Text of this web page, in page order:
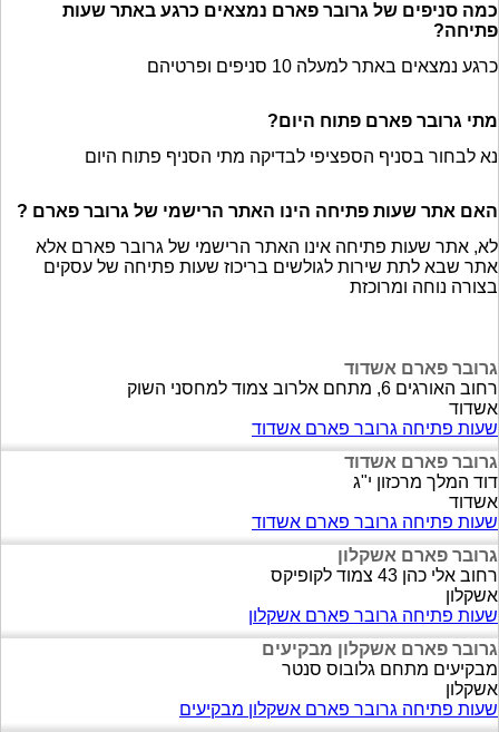
כמה סניפים של גרובר פארם נמצאים כרגע באתר שעות
פתיחה?
כרגע נמצאים באתר למעלה 10 סניפים ופרטיהם
מתי גרובר פארם פתוח היום?
נא לבחור בסניף הספציפי לבדיקה מתי הסניף פתוח היום
האם אתר שעות פתיחה הינו האתר הרישמי של גרובר פארם ?
לא, אתר שעות פתיחה אינו האתר הרישמי של גרובר פארם אלא
אתר שבא לתת שירות לגולשים בריכוז שעות פתיחה של עסקים
בצורה נוחה ומרוכזת
גרובר פארם אשדוד
רחוב האורגים 6, מתחם אלרוב צמוד למחסני השוק
אשדוד
שעות פתיחה גרובר פארם אשדוד
גרובר פארם אשדוד
דוד המלך מרכזון י"ג
אשדוד
שעות פתיחה גרובר פארם אשדוד
גרובר פארם אשקלון
רחוב אלי כהן 43 צמוד לקופיקס
אשקלון
שעות פתיחה גרובר פארם אשקלון
גרובר פארם אשקלון מבקיעים
מבקיעים מתחם גלובוס סנטר
אשקלון
שעות פתיחה גרובר פארם אשקלון מבקיעים